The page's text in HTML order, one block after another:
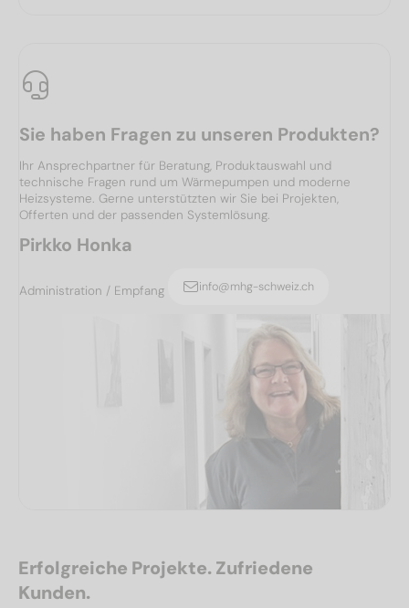
Sie haben Fragen zu unseren Produkten?
Ihr Ansprechpartner für Beratung, Produktauswahl und
technische Fragen rund um Wärmepumpen und moderne
Heizsysteme. Gerne unterstützten wir Sie bei Projekten,
Offerten und der passenden Systemlösung.
Pirkko Honka
Administration / Empfang info@mhg-schweiz.ch
Erfolgreiche Projekte. Zufriedene
Kunden.